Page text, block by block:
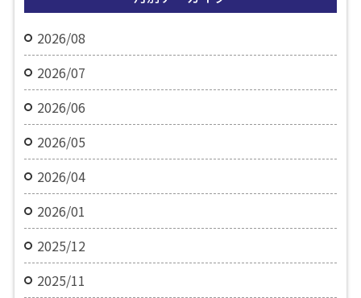
2026/08
2026/07
2026/06
2026/05
2026/04
2026/01
2025/12
2025/11